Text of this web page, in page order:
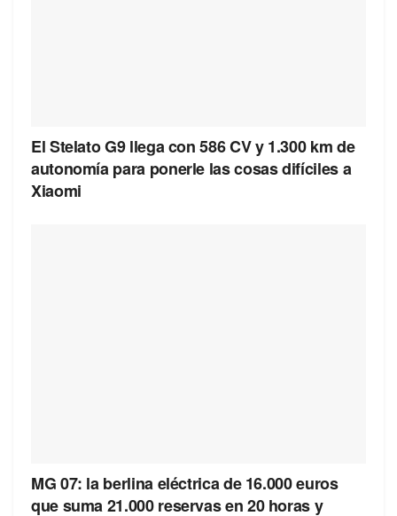
El Stelato G9 llega con 586 CV y 1.300 km de
autonomía para ponerle las cosas difíciles a
Xiaomi
MG 07: la berlina eléctrica de 16.000 euros
que suma 21.000 reservas en 20 horas y